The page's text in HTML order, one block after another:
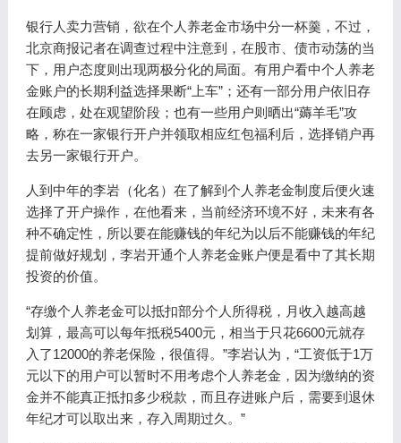
银行人卖力营销，欲在个人养老金市场中分一杯羹，不过，
北京商报记者在调查过程中注意到，在股市、债市动荡的当
下，用户态度则出现两极分化的局面。有用户看中个人养老
金账户的长期利益选择果断“上车”；还有一部分用户依旧存
在顾虑，处在观望阶段；也有一些用户则晒出“薅羊毛”攻
略，称在一家银行开户并领取相应红包福利后，选择销户再
去另一家银行开户。
人到中年的李岩（化名）在了解到个人养老金制度后便火速
选择了开户操作，在他看来，当前经济环境不好，未来有各
种不确定性，所以要在能赚钱的年纪为以后不能赚钱的年纪
提前做好规划，李岩开通个人养老金账户便是看中了其长期
投资的价值。
“存缴个人养老金可以抵扣部分个人所得税，月收入越高越
划算，最高可以每年抵税5400元，相当于只花6600元就存
入了12000的养老保险，很值得。”李岩认为，“工资低于1万
元以下的用户可以暂时不用考虑个人养老金，因为缴纳的资
金并不能真正抵扣多少税款，而且存进账户后，需要到退休
年纪才可以取出来，存入周期过久。”